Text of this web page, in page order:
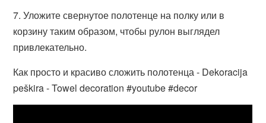
7. Уложите свернутое полотенце на полку или в
корзину таким образом, чтобы рулон выглядел
привлекательно.
Как просто и красиво сложить полотенца - Dekoracija
peškira - Towel decoration #youtube #decor